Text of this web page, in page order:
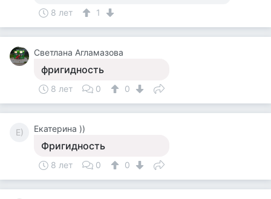
8 лет 1
Светлана Агламазова
фригидность
8 лет 0 0
Е) Екатерина ))
Фригидность
8 лет 0 0